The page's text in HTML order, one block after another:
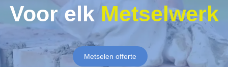
Voor elk Metselwerk
Metselen offerte